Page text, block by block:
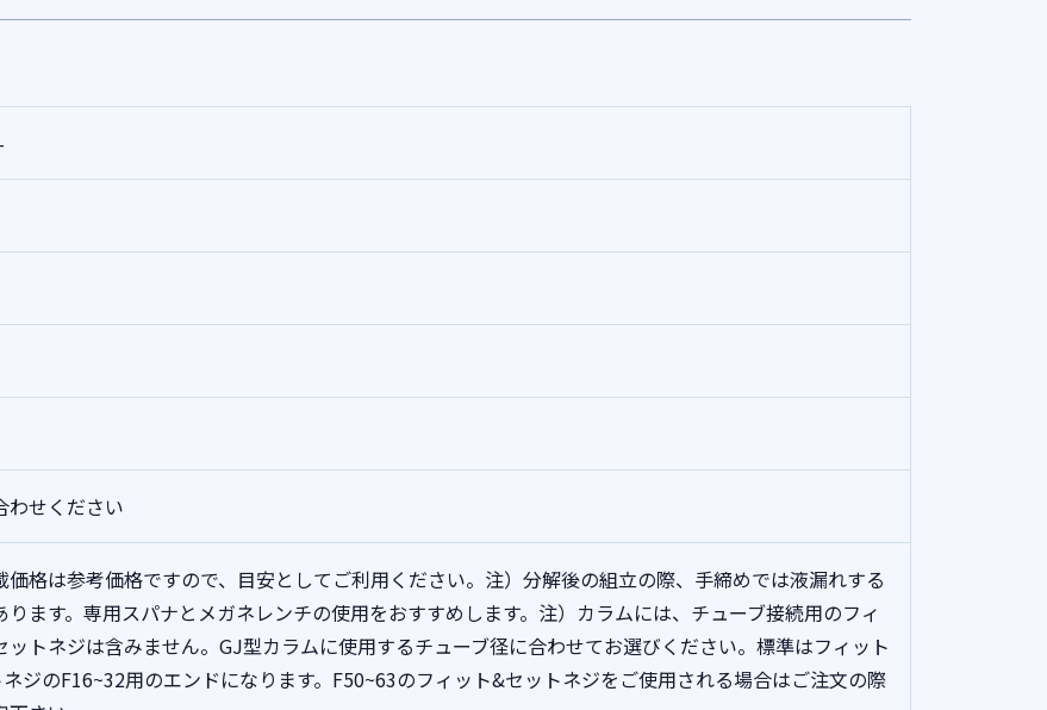
わせください
価格は参考価格ですので、目安としてご利用ください。注）分解後の組立の際、手締めでは液漏れする
ります。専用スパナとメガネレンチの使用をおすすめします。注）カラムには、チューブ接続用のフィ
ットネジは含みません。GJ型カラムに使用するチューブ径に合わせてお選びください。標準はフィット
ジのF16~32用のエンドになります。F50~63のフィット&セットネジをご使用される場合はご注文の際